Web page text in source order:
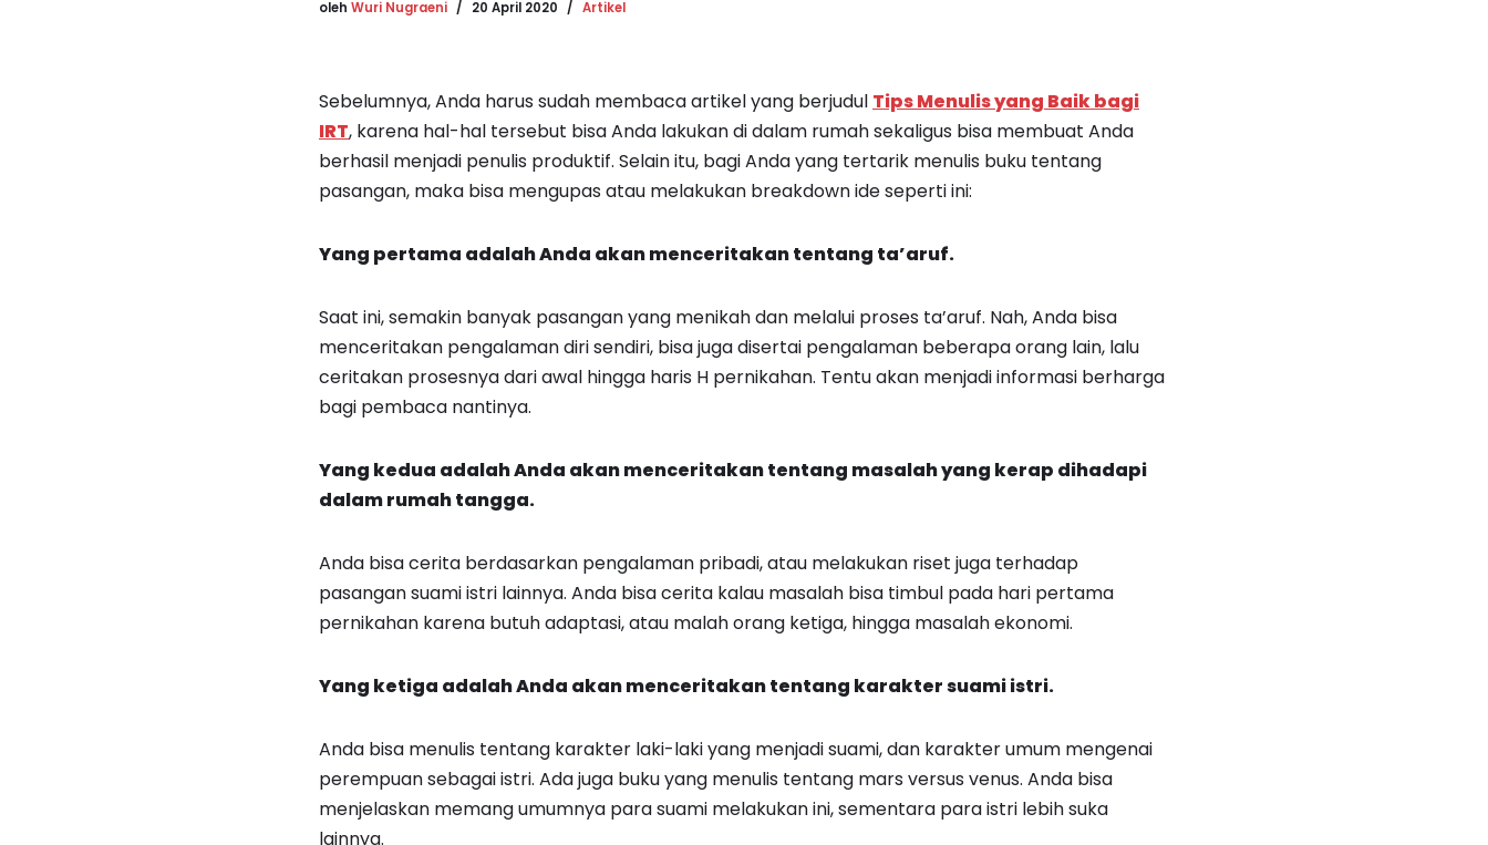
oleh Wuri Nugraeni 20 April 2020 Artikel
Sebelumnya, Anda harus sudah membaca artikel yang berjudul Tips Menulis yang Baik bagi
IRT, karena hal-hal tersebut bisa Anda lakukan di dalam rumah sekaligus bisa membuat Anda
berhasil menjadi penulis produktif. Selain itu, bagi Anda yang tertarik menulis buku tentang
pasangan, maka bisa mengupas atau melakukan breakdown ide seperti ini:
Yang pertama adalah Anda akan menceritakan tentang ta’aruf.
Saat ini, semakin banyak pasangan yang menikah dan melalui proses ta’aruf. Nah, Anda bisa
menceritakan pengalaman diri sendiri, bisa juga disertai pengalaman beberapa orang lain, lalu
ceritakan prosesnya dari awal hingga haris H pernikahan. Tentu akan menjadi informasi berharga
bagi pembaca nantinya.
Yang kedua adalah Anda akan menceritakan tentang masalah yang kerap dihadapi
dalam rumah tangga.
Anda bisa cerita berdasarkan pengalaman pribadi, atau melakukan riset juga terhadap
pasangan suami istri lainnya. Anda bisa cerita kalau masalah bisa timbul pada hari pertama
pernikahan karena butuh adaptasi, atau malah orang ketiga, hingga masalah ekonomi.
Yang ketiga adalah Anda akan menceritakan tentang karakter suami istri.
Anda bisa menulis tentang karakter laki-laki yang menjadi suami, dan karakter umum mengenai
perempuan sebagai istri. Ada juga buku yang menulis tentang mars versus venus. Anda bisa
menjelaskan memang umumnya para suami melakukan ini, sementara para istri lebih suka
lainnya.